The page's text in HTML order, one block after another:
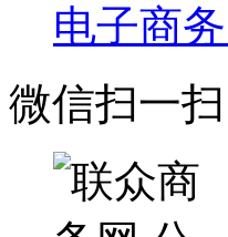
电子商
微信扫一扫